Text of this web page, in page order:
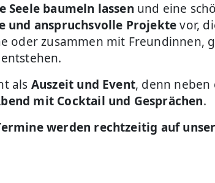
Seele baumeln lassen und eine
und anspruchsvolle Projektevor,
oder zusammen mit Freundinnen,
als Auszeit und Event, denn
mit Cocktail und Gesprächen.
werden rechtzeitig auf